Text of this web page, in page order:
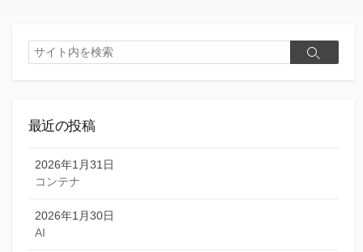
検
索
検
最近の投稿
2026年1月31日
コンテナ
2026年1月30日
AI